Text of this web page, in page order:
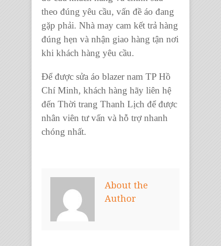
theo đúng yêu cầu, vấn đề áo đang
gặp phải. Nhà may cam kết trả hàng
đúng hẹn và nhận giao hàng tận nơi
khi khách hàng yêu cầu.
Để được sửa áo blazer nam TP Hồ
Chí Minh, khách hàng hãy liên hệ
đến Thời trang Thanh Lịch để được
nhân viên tư vấn và hỗ trợ nhanh
chóng nhất.
About the
Author